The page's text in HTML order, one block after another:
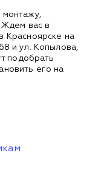
Ждем вас в
Красноярске на
и ул. Копылова,
подобрать
его на